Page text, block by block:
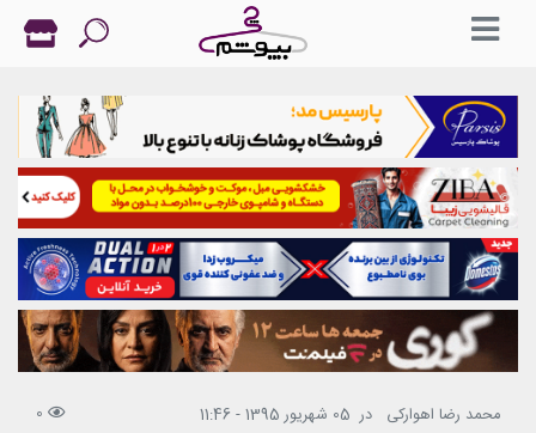
محمد رضا اهوارکی در 05 شهریور 1395 - 11:46 0